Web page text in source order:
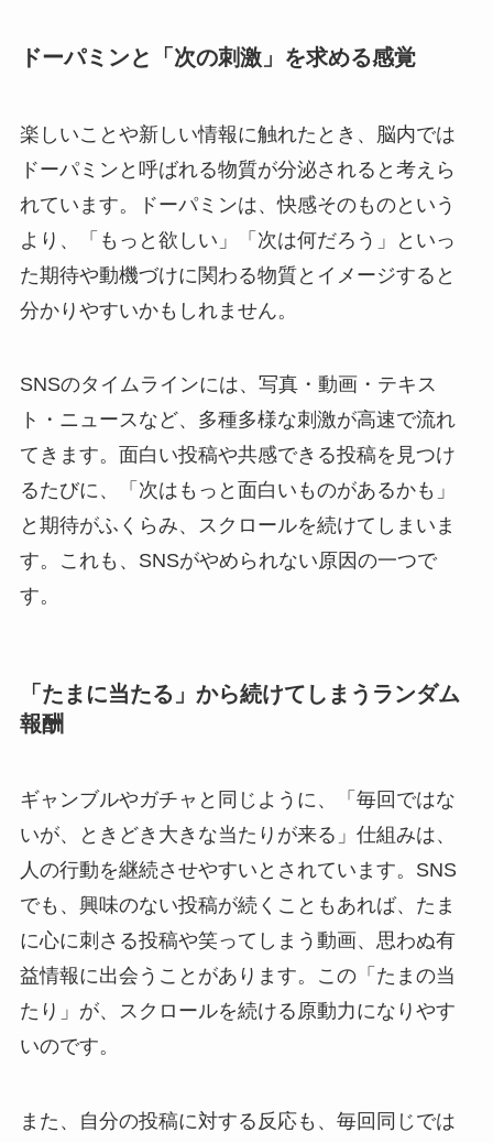
ドーパミンと「次の刺激」を求める感覚
楽しいことや新しい情報に触れたとき、脳内では
ドーパミンと呼ばれる物質が分泌されると考えら
れています。ドーパミンは、快感そのものという
より、「もっと欲しい」「次は何だろう」といっ
た期待や動機づけに関わる物質とイメージすると
分かりやすいかもしれません。
SNSのタイムラインには、写真・動画・テキス
ト・ニュースなど、多種多様な刺激が高速で流れ
てきます。面白い投稿や共感できる投稿を見つけ
るたびに、「次はもっと面白いものがあるかも」
と期待がふくらみ、スクロールを続けてしまいま
す。これも、SNSがやめられない原因の一つで
す。
「たまに当たる」から続けてしまうランダム
報酬
ギャンブルやガチャと同じように、「毎回ではな
いが、ときどき大きな当たりが来る」仕組みは、
人の行動を継続させやすいとされています。SNS
でも、興味のない投稿が続くこともあれば、たま
に心に刺さる投稿や笑ってしまう動画、思わぬ有
益情報に出会うことがあります。この「たまの当
たり」が、スクロールを続ける原動力になりやす
いのです。
また、自分の投稿に対する反応も、毎回同じでは